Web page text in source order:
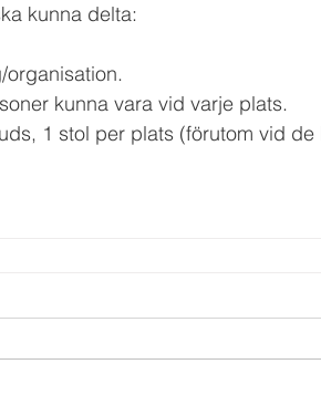
kunna delta:
kunna vara vid varje plats.
1 stol per plats (förutom vid